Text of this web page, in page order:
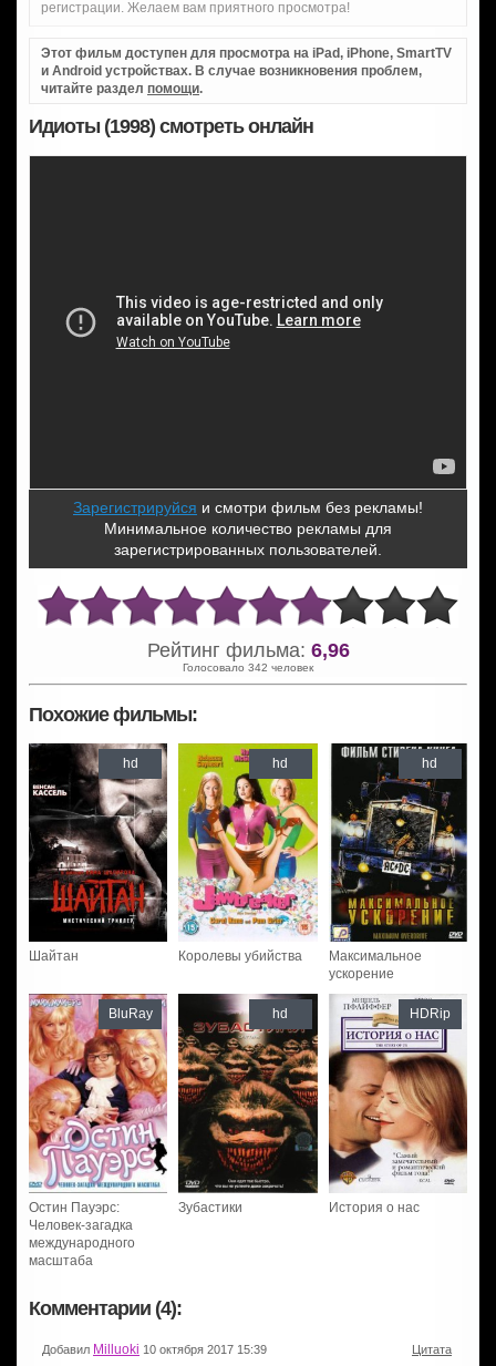
регистрации. Желаем вам приятного просмотра!
Этот фильм доступен для просмотра на iPad, iPhone, SmartTV
и Android устройствах. В случае возникновения проблем,
читайте раздел помощи.
Идиоты (1998) смотреть онлайн
Зарегистрируйся и смотри фильм без рекламы!
Минимальное количество рекламы для
зарегистрированных пользователей.
Рейтинг фильма: 6,96
Голосовало 342 человек
Похожие фильмы:
Шайтан
hd
Королевы убийства
hd
Максимальное
ускорение
hd
Остин Пауэрс:
Человек-загадка
международного
масштаба
BluRay
Зубастики
hd
История о нас
HDRip
Комментарии (4):
Добавил Milluoki 10 октября 2017 15:39 Цитата